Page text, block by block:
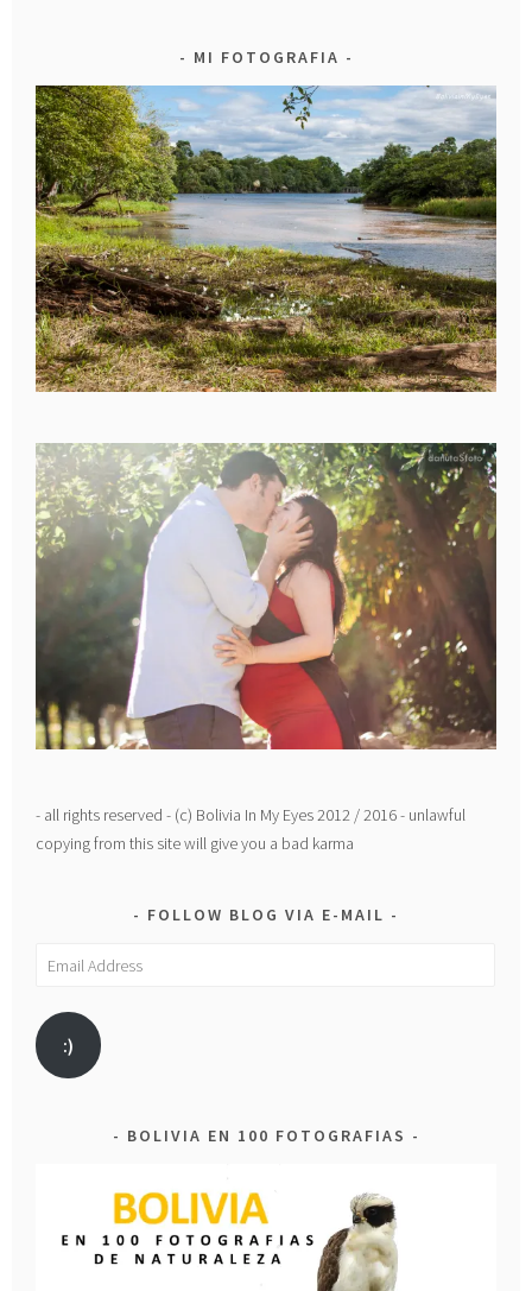
MI FOTOGRAFIA
- all rights reserved - (c) Bolivia In My Eyes 2012 / 2016 - unlawful
copying from this site will give you a bad karma
FOLLOW BLOG VIA E-MAIL
Email
:)
BOLIVIA EN 100 FOTOGRAFIAS